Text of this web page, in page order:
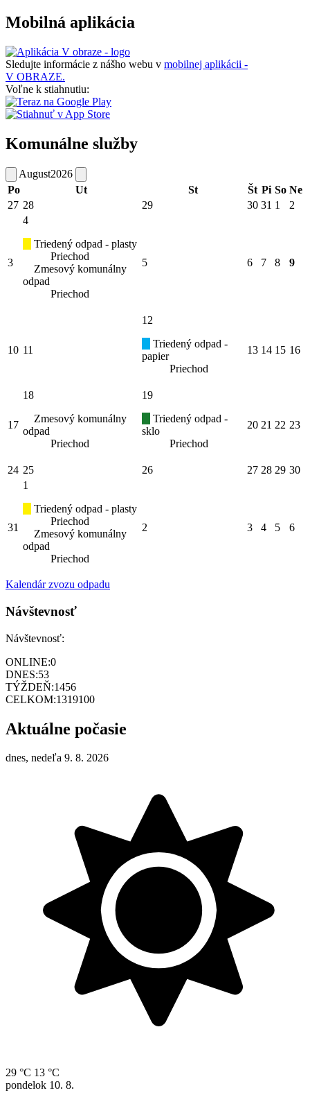
Mobilná aplikácia
Sledujte informácie z nášho webu v mobilnej aplikácii -
V OBRAZE.
Voľne k stiahnutiu:
Komunálne služby
August2026
Po
Ut St Št Pi So Ne
27 28 29 30 31 1 2
3
4
Triedený odpad - plasty
Priechod
Zmesový komunálny
odpad
Priechod
5 6 7 8 9
10 11
12
Triedený odpad -
papier
Priechod
13 14 15 16
17
18
Zmesový komunálny
odpad
Priechod
19
Triedený odpad -
sklo
Priechod
20 21 22 23
24 25 26 27 28 29 30
31
1
Triedený odpad - plasty
Priechod
Zmesový komunálny
odpad
Priechod
2 3 4 5 6
Kalendár zvozu odpadu
Návštevnosť
Návštevnosť:
ONLINE:0
DNES:53
TÝŽDEŇ:1456
CELKOM:1319100
Aktuálne počasie
dnes, nedeľa 9. 8. 2026
29 °C 13 °C
pondelok 10. 8.